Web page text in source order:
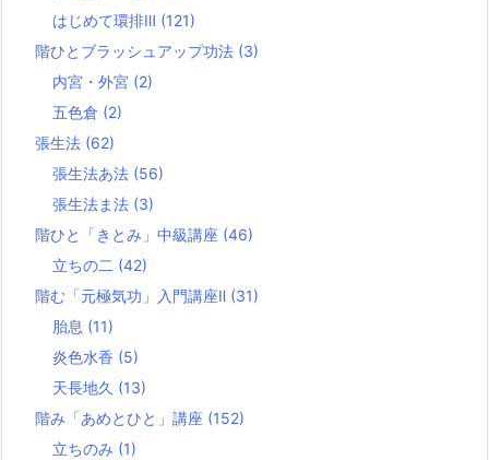
はじめて環排Ⅲ (121)
階ひとブラッシュアップ功法 (3)
内宮・外宮 (2)
五色倉 (2)
張生法 (62)
張生法あ法 (56)
張生法ま法 (3)
階ひと「きとみ」中級講座 (46)
立ちの二 (42)
階む「元極気功」入門講座Ⅱ (31)
胎息 (11)
炎色水香 (5)
天長地久 (13)
階み「あめとひと」講座 (152)
立ちのみ (1)